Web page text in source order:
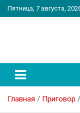
Перейти
к
Пятница, 7 августа,
Главная Приговор